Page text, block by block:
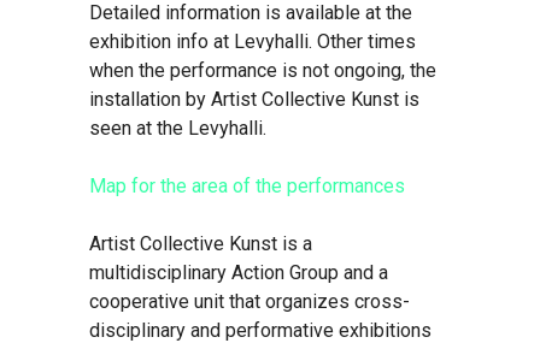
Detailed information is available at the
exhibition info at Levyhalli. Other times
when the performance is not ongoing, the
installation by Artist Collective Kunst is
seen at the Levyhalli.
Map for the area of the performances
Artist Collective Kunst is a
multidisciplinary Action Group and a
cooperative unit that organizes cross-
disciplinary and performative exhibitions